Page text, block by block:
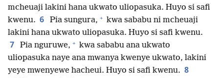
mcheuaji lakini hana ukwato uliopasuka. Huyo si safi
kwenu. 6 Pia sungura, + kwa sababu ni mcheuaji
lakini hana ukwato uliopasuka. Huyo si safi kwenu.
7 Pia nguruwe, + kwa sababu ana ukwato
uliopasuka naye ana mwanya kwenye ukwato, lakini
yeye mwenyewe hacheui. Huyo si safi kwenu. 8